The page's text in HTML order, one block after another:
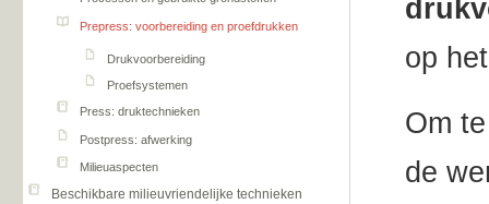
Prepress: voorbereiding en proefdrukken
Drukvoorbereiding
Proefsystemen
Press: druktechnieken
Postpress: afwerking
Milieuaspecten
Beschikbare milieuvriendelijke technieken
op
Om
de